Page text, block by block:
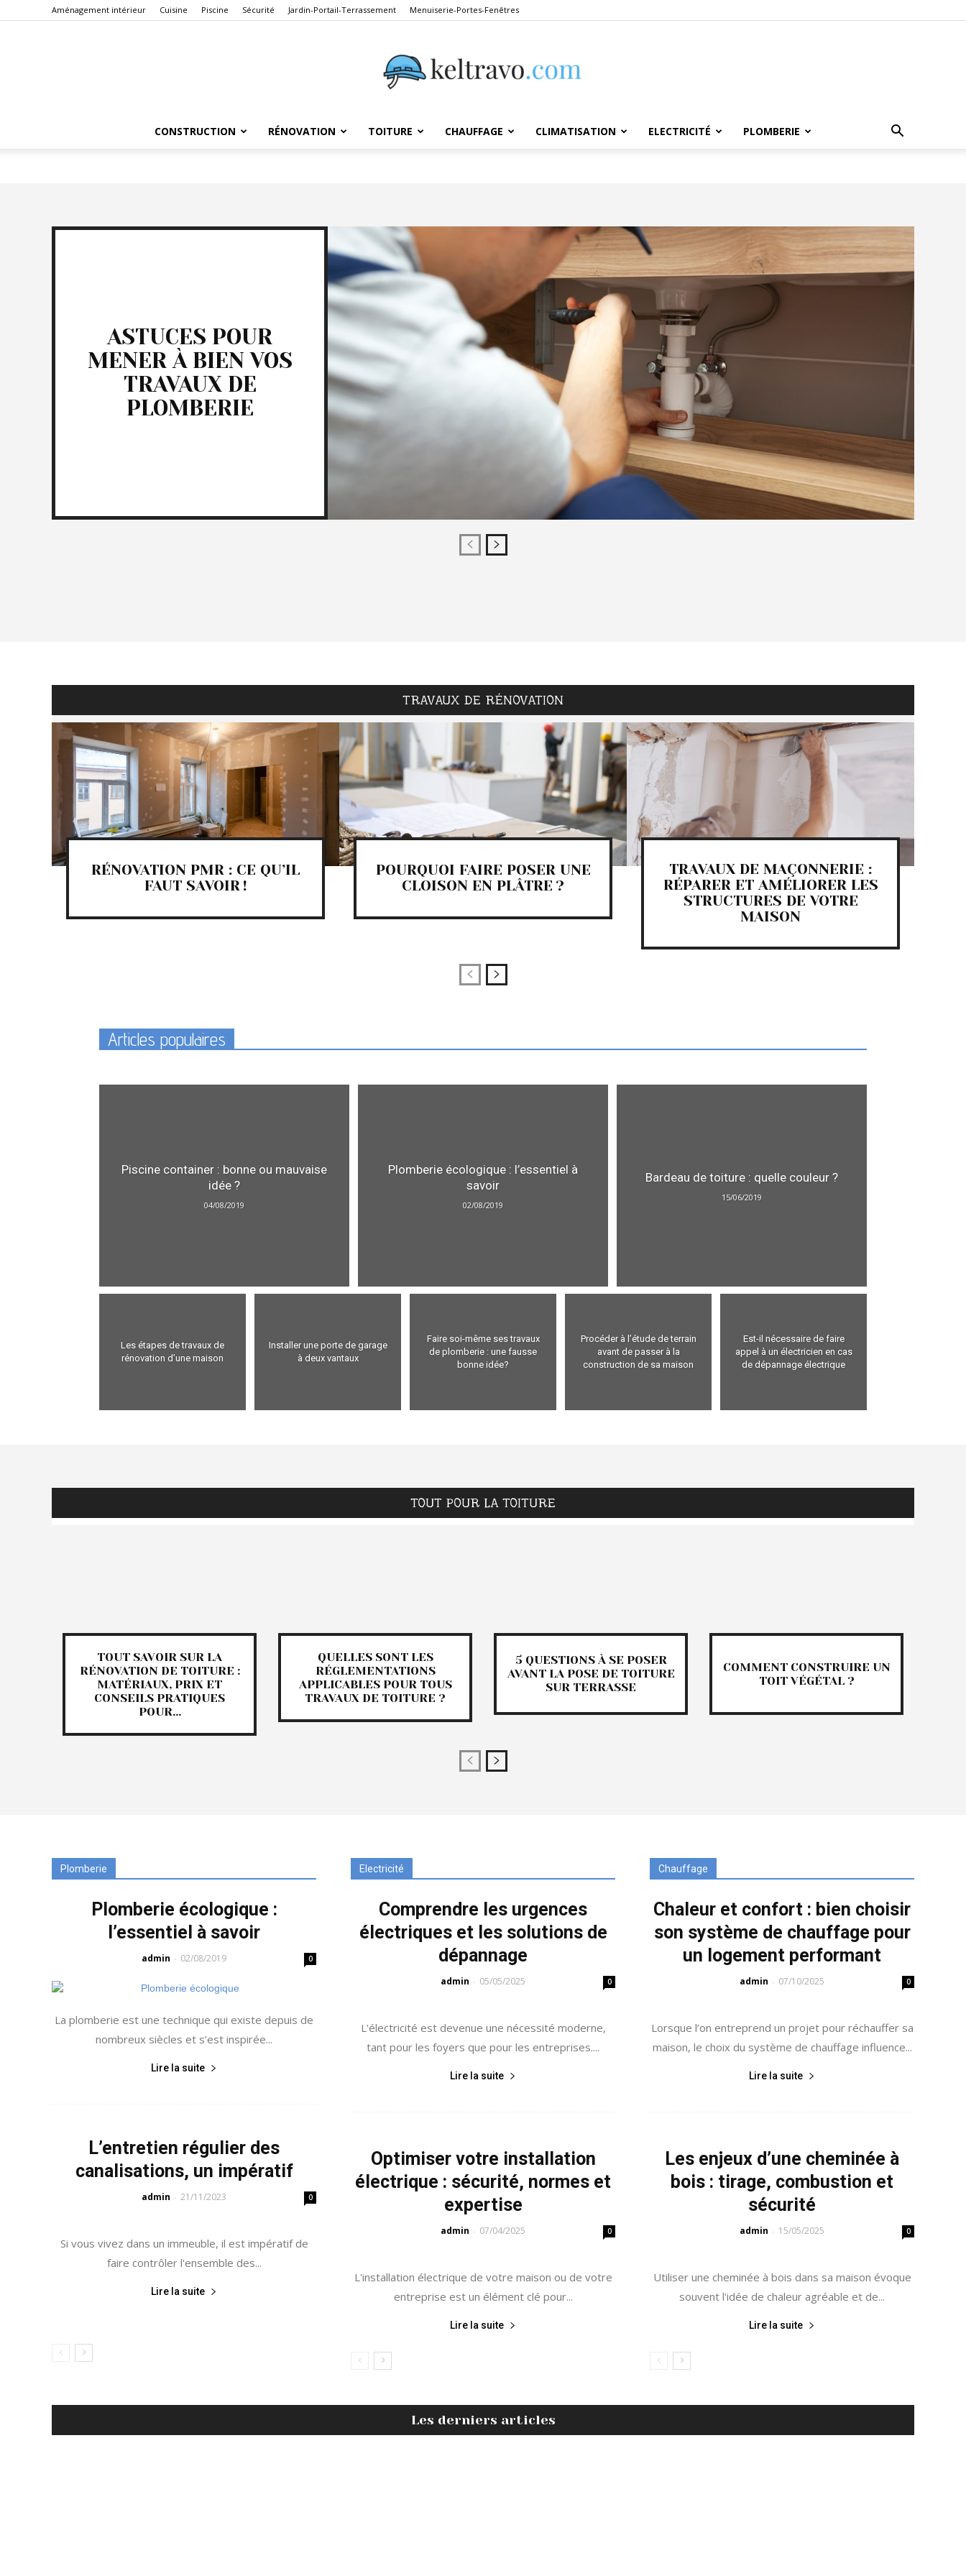
Aménagement intérieur Cuisine Piscine Sécurité Jardin-Portail-Terrassement Menuiserie-Portes-Fenêtres
CONSTRUCTION RÉNOVATION TOITURE CHAUFFAGE CLIMATISATION ELECTRICITÉ PLOMBERIE
ASTUCES POUR
MENER À BIEN VOS
TRAVAUX DE
PLOMBERIE
TRAVAUX DE RÉNOVATION
RÉNOVATION PMR : CE QU’IL
FAUT SAVOIR !
POURQUOI FAIRE POSER UNE
CLOISON EN PLÂTRE ?
TRAVAUX DE MAÇONNERIE :
RÉPARER ET AMÉLIORER LES
STRUCTURES DE VOTRE
MAISON
Articles populaires
Piscine container : bonne ou mauvaise
idée ?
04/08/2019
Plomberie écologique : l’essentiel à
savoir
02/08/2019
Bardeau de toiture : quelle couleur ?
15/06/2019
Les étapes de travaux de
rénovation d’une maison
Installer une porte de garage
à deux vantaux
Faire soi-même ses travaux
de plomberie : une fausse
bonne idée?
Procéder à l’étude de terrain
avant de passer à la
construction de sa maison
Est-il nécessaire de faire
appel à un électricien en cas
de dépannage électrique
TOUT POUR LA TOITURE
TOUT SAVOIR SUR LA
RÉNOVATION DE TOITURE :
MATÉRIAUX, PRIX ET
CONSEILS PRATIQUES
POUR...
QUELLES SONT LES
RÉGLEMENTATIONS
APPLICABLES POUR TOUS
TRAVAUX DE TOITURE ?
5 QUESTIONS À SE POSER
AVANT LA POSE DE TOITURE
SUR TERRASSE
COMMENT CONSTRUIRE UN
TOIT VÉGÉTAL ?
Plomberie
Plomberie écologique :
l’essentiel à savoir
admin - 02/08/2019 0
La plomberie est une technique qui existe depuis de
nombreux siècles et s’est inspirée...
Lire la suite
L’entretien régulier des
canalisations, un impératif
admin - 21/11/2023 0
Si vous vivez dans un immeuble, il est impératif de
faire contrôler l'ensemble des...
Lire la suite
Electricité
Comprendre les urgences
électriques et les solutions de
dépannage
admin - 05/05/2025 0
L'électricité est devenue une nécessité moderne,
tant pour les foyers que pour les entreprises....
Lire la suite
Optimiser votre installation
électrique : sécurité, normes et
expertise
admin - 07/04/2025 0
L'installation électrique de votre maison ou de votre
entreprise est un élément clé pour...
Lire la suite
Chauffage
Chaleur et confort : bien choisir
son système de chauffage pour
un logement performant
admin - 07/10/2025 0
Lorsque l’on entreprend un projet pour réchauffer sa
maison, le choix du système de chauffage influence...
Lire la suite
Les enjeux d’une cheminée à
bois : tirage, combustion et
sécurité
admin - 15/05/2025 0
Utiliser une cheminée à bois dans sa maison évoque
souvent l'idée de chaleur agréable et de...
Lire la suite
Les derniers articles